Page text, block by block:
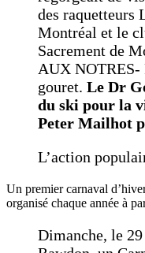
des raquetteurs
Montréal et le
Sacrement de
AUX NOTRES-
gouret. Le Dr
du ski pour la
Peter Mailhot
L’action
Un premier carnaval
organisé chaque année à
Dimanche, le